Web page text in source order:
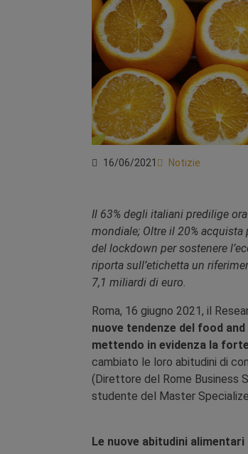
16/06/2021 Notizie
Il 63% degli italiani predilige
mondiale; Oltre il 20%
del lockdown per sostenere
riporta sull’etichetta un
7,1 miliardi di euro.
Roma, 16 giugno 2021, il
nuove tendenze del food
mettendo in evidenza la
cambiato le loro abitudini di
(Direttore del Rome Business
studente del Master
Le nuove abitudini